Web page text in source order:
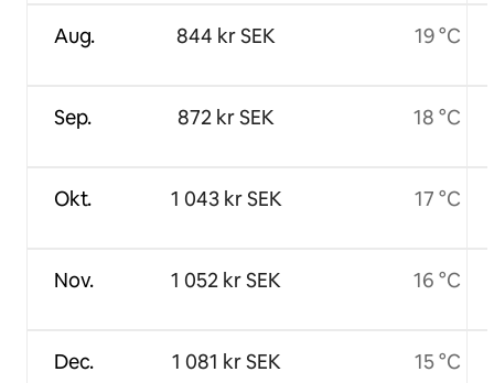
Aug.
Sep.
Okt.
Nov.
Dec.
844 kr SEK
872 kr SEK
1 043 kr SEK
1 052 kr SEK
1 081 kr SEK
19 °C
18 °C
17 °C
16 °C
15 °C